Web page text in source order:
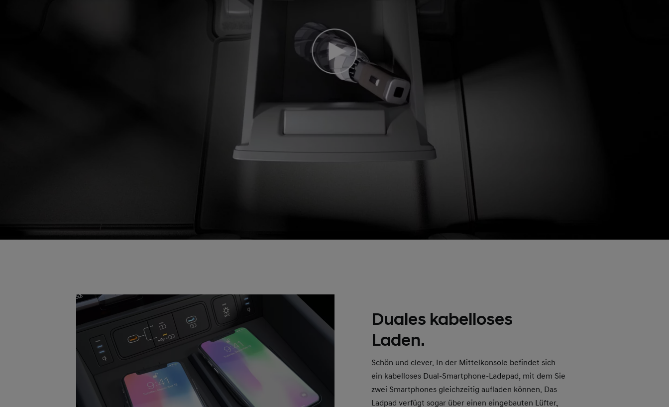
Duales kabelloses
Laden.
Schön und clever. In der Mittelkonsole befindet sich
ein kabelloses Dual-Smartphone-Ladepad, mit dem Sie
zwei Smartphones gleichzeitig aufladen können. Das
Ladpad verfügt sogar über einen eingebauten Lüfter,